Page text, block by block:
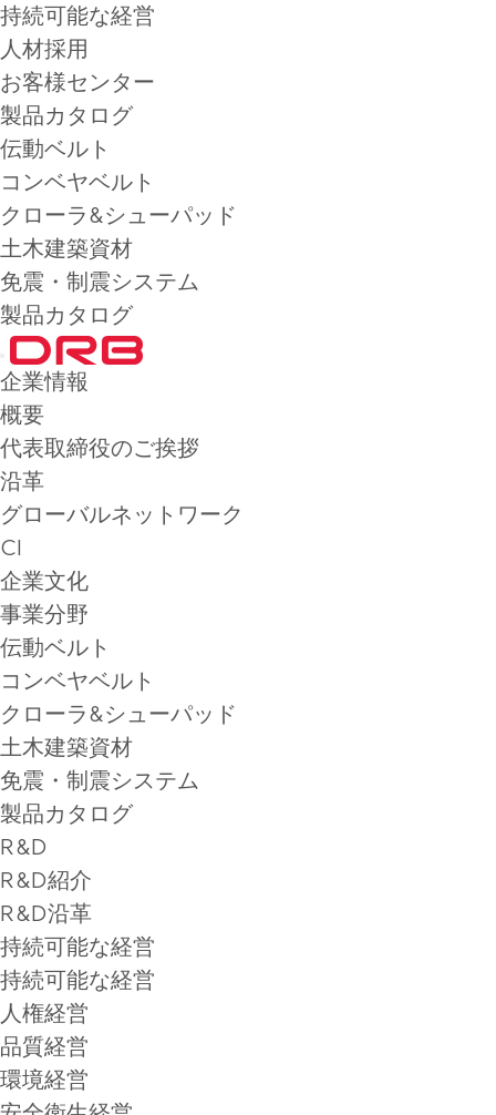
持続可能な経営
人材採用
お客様センター
製品カタログ
伝動ベルト
コンベヤベルト
クローラ&シューパッド
土木建築資材
免震・制震システム
製品カタログ
企業情報
概要
代表取締役のご挨拶
沿革
グローバルネットワーク
CI
企業文化
事業分野
伝動ベルト
コンベヤベルト
クローラ&シューパッド
土木建築資材
免震・制震システム
製品カタログ
R&D
R&D紹介
R&D沿革
持続可能な経営
持続可能な経営
人権経営
品質経営
環境経営